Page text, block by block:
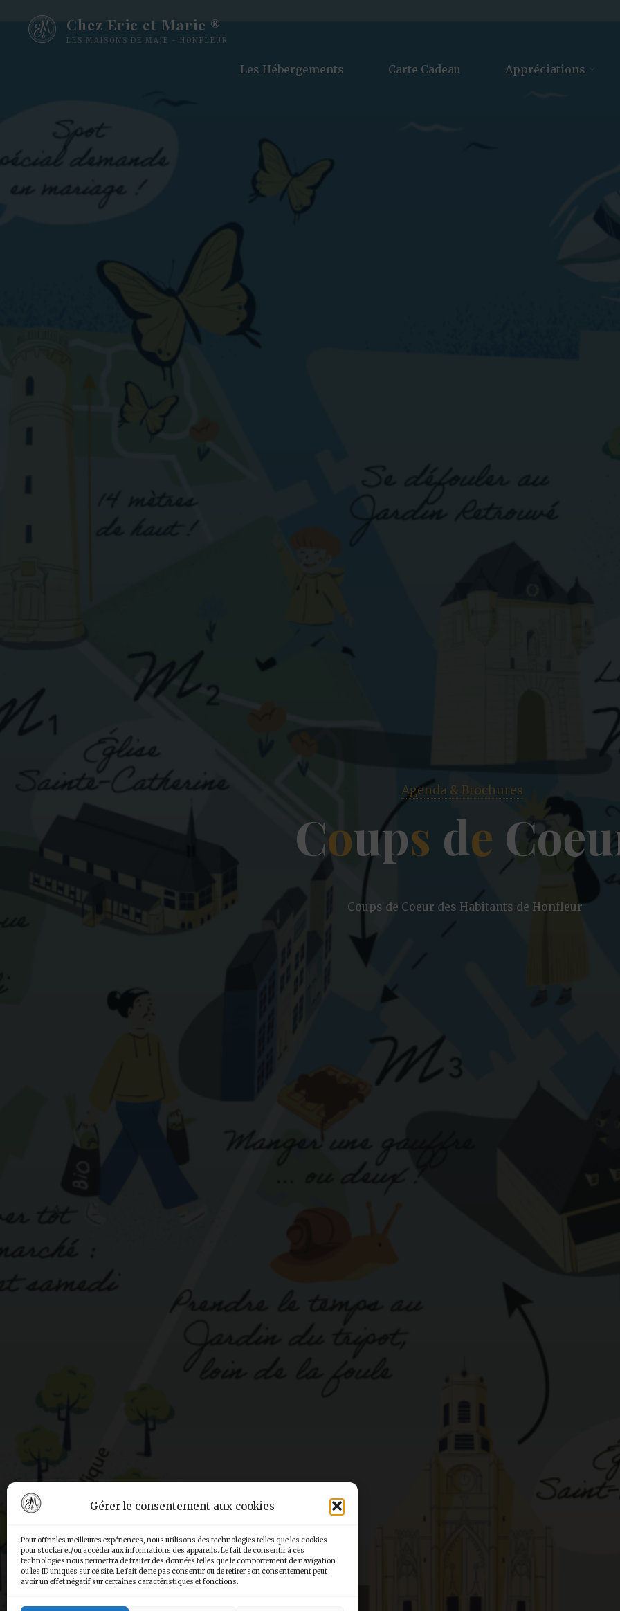
Gérer le consentement aux cookies
Pour offrir les meilleures expériences, nous utilisons des technologies telles que les cookies
pour stocker et/ou accéder aux informations des appareils. Le fait de consentir à ces
technologies nous permettra de traiter des données telles que le comportement de navigation
ou les ID uniques sur ce site. Le fait de ne pas consentir ou de retirer son consentement peut
avoir un effet négatif sur certaines caractéristiques et fonctions.
Chez Eric et Marie ®
LES MAISONS DE MAJE - HONFLEUR
Les Hébergements Carte Cadeau Appréciations
Agenda & Brochures
Coups de Coeu
Coups de Coeur des Habitants de Honfleur